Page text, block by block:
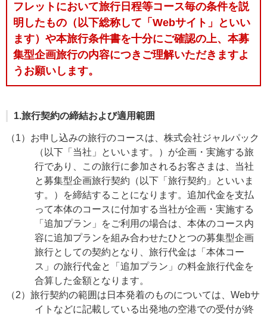
フレットにおいて旅行日程等コース毎の条件を説
明したもの（以下総称して「Webサイト」といい
ます）や本旅行条件書を十分にご確認の上、本募
集型企画旅行の内容につきご理解いただきますよ
うお願いします。
1.旅行契約の締結および適用範囲
（1）お申し込みの旅行のコースは、株式会社ジャルパック
（以下「当社」といいます。）が企画・実施する旅
行であり、この旅行に参加されるお客さまは、当社
と募集型企画旅行契約（以下「旅行契約」といいま
す。）を締結することになります。追加代金を支払
って本体のコースに付加する当社が企画・実施する
「追加プラン」をご利用の場合は、本体のコース内
容に追加プランを組み合わせたひとつの募集型企画
旅行としての契約となり、旅行代金は「本体コー
ス」の旅行代金と「追加プラン」の料金旅行代金を
合算した金額となります。
（2）旅行契約の範囲は日本発着のものについては、Webサ
イトなどに記載している出発地の空港での受付が終